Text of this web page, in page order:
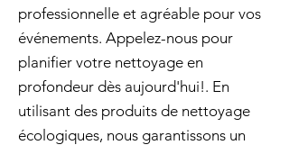
professionnelle et agréable pour vos
événements. Appelez-nous pour
planifier votre nettoyage en
profondeur dès aujourd'hui!. En
utilisant des produits de nettoyage
écologiques, nous garantissons un